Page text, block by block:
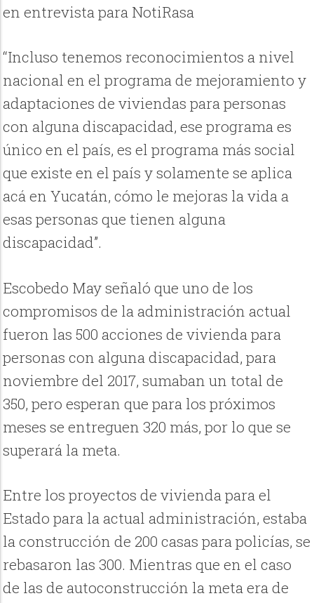
en entrevista para NotiRasa
“Incluso tenemos reconocimientos a nivel
nacional en el programa de mejoramiento y
adaptaciones de viviendas para personas
con alguna discapacidad, ese programa es
único en el país, es el programa más social
que existe en el país y solamente se aplica
acá en Yucatán, cómo le mejoras la vida a
esas personas que tienen alguna
discapacidad”.
Escobedo May señaló que uno de los
compromisos de la administración actual
fueron las 500 acciones de vivienda para
personas con alguna discapacidad, para
noviembre del 2017, sumaban un total de
350, pero esperan que para los próximos
meses se entreguen 320 más, por lo que se
superará la meta.
Entre los proyectos de vivienda para el
Estado para la actual administración, estaba
la construcción de 200 casas para policías, se
rebasaron las 300. Mientras que en el caso
de las de autoconstrucción la meta era de